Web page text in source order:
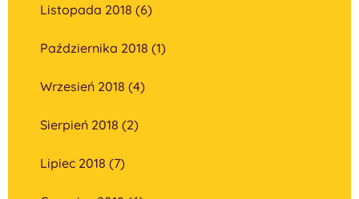
Listopada 2018 (6)
Października 2018 (1)
Wrzesień 2018 (4)
Sierpień 2018 (2)
Lipiec 2018 (7)